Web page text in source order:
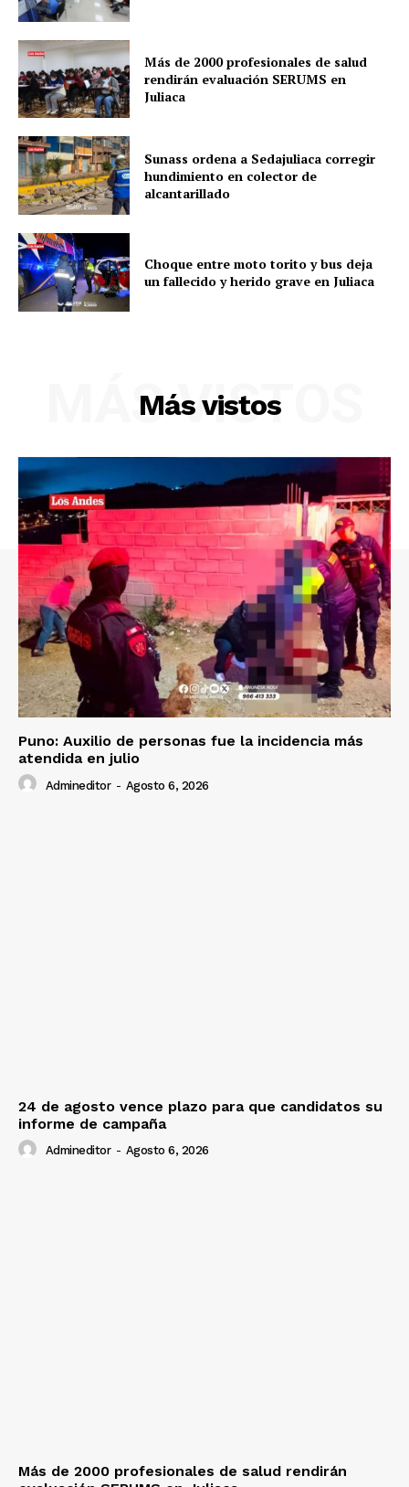
Diario los Andes
Nosotros
Contacto
Prensa
Más de 2000 profesionales de salud
rendirán evaluación SERUMS en
Juliaca
Sunass ordena a Sedajuliaca corregir
hundimiento en colector de
alcantarillado
Choque entre moto torito y bus deja
un fallecido y herido grave en Juliaca
Más vistos
MÁS VISTOS
Puno: Auxilio de personas fue la incidencia más
atendida en julio
Admineditor - Agosto 6, 2026
24 de agosto vence plazo para que candidatos su
informe de campaña
Admineditor - Agosto 6, 2026
Más de 2000 profesionales de salud rendirán